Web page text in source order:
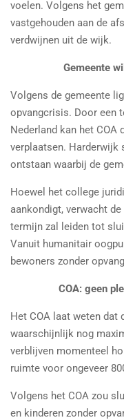
voelen. Volgens het
vastgehouden aan de
verdwijnen uit de wijk.
Gemeente
Volgens de gemeente
opvangcrisis. Door een
Nederland kan het COA
verplaatsen.
ontstaan waarbij de
Hoewel het college
aankondigt, verwacht
termijn zal leiden tot
Vanuit humanitair
bewoners zonder
COA: geen
Het COA laat weten dat
waarschijnlijk nog
verblijven momenteel
ruimte voor ongeveer
Volgens het COA zou
en kinderen zonder